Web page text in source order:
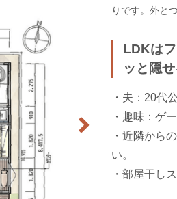
りです。外と
LDKは
ッと隠
・夫：20代
・趣味：ゲ
・近隣から
い。
・部屋干し